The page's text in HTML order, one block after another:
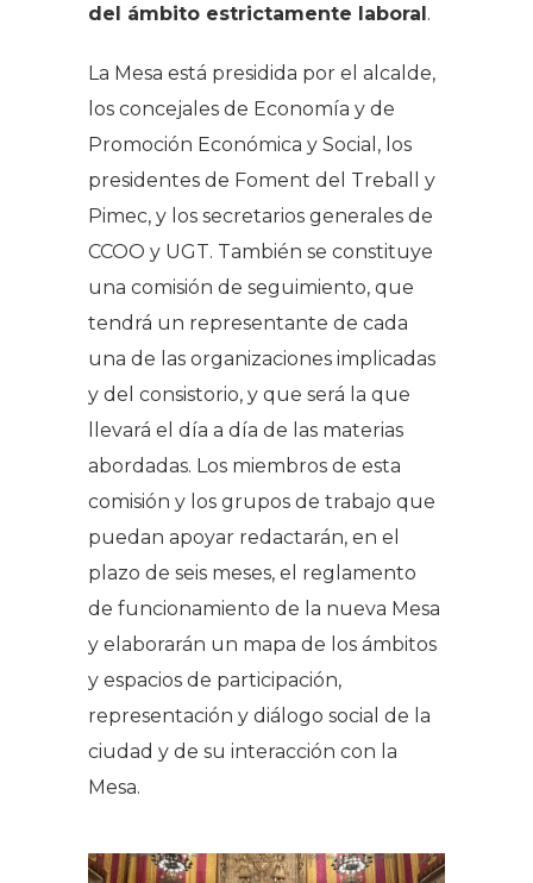
del ámbito estrictamente laboral.
La Mesa está presidida por el alcalde,
los concejales de Economía y de
Promoción Económica y Social, los
presidentes de Foment del Treball y
Pimec, y los secretarios generales de
CCOO y UGT. También se constituye
una comisión de seguimiento, que
tendrá un representante de cada
una de las organizaciones implicadas
y del consistorio, y que será la que
llevará el día a día de las materias
abordadas. Los miembros de esta
comisión y los grupos de trabajo que
puedan apoyar redactarán, en el
plazo de seis meses, el reglamento
de funcionamiento de la nueva Mesa
y elaborarán un mapa de los ámbitos
y espacios de participación,
representación y diálogo social de la
ciudad y de su interacción con la
Mesa.